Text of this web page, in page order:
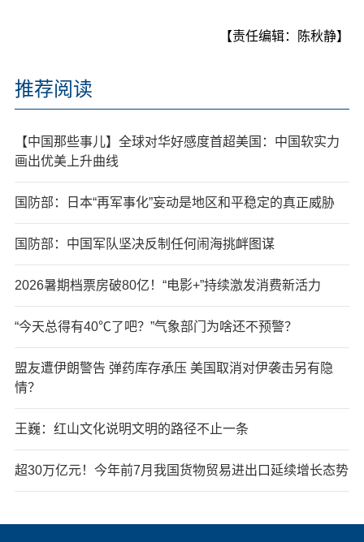
【责任编辑：陈秋静】
推荐阅读
【中国那些事儿】全球对华好感度首超美国：中国软实力
画出优美上升曲线
国防部：日本“再军事化”妄动是地区和平稳定的真正威胁
国防部：中国军队坚决反制任何闹海挑衅图谋
2026暑期档票房破80亿！“电影+”持续激发消费新活力
“今天总得有40℃了吧？”气象部门为啥还不预警？
盟友遭伊朗警告 弹药库存承压 美国取消对伊袭击另有隐
情？
王巍：红山文化说明文明的路径不止一条
超30万亿元！今年前7月我国货物贸易进出口延续增长态势